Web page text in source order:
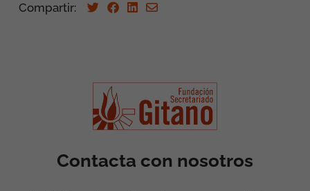
Compartir:
Contacta con nosotros